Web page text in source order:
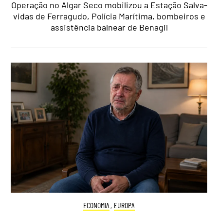
Operação no Algar Seco mobilizou a Estação Salva-
vidas de Ferragudo, Polícia Marítima, bombeiros e
assistência balnear de Benagil
ECONOMIA , EUROPA